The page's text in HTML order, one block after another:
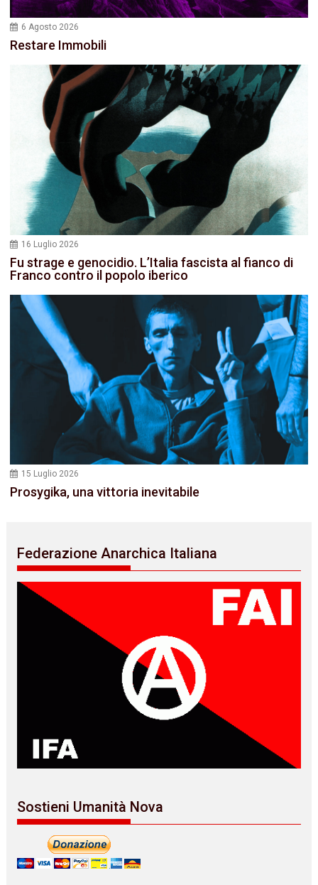
6 Agosto 2026
Restare Immobili
16 Luglio 2026
Fu strage e genocidio. L’Italia fascista al fianco di
Franco contro il popolo iberico
15 Luglio 2026
Prosygika, una vittoria inevitabile
Federazione Anarchica Italiana
Sostieni Umanità Nova